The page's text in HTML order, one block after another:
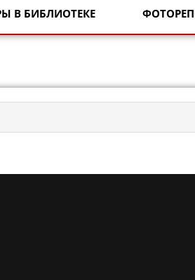
В БИБЛИОТЕКЕ